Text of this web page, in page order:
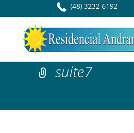
(48) 3232-6192
suite7